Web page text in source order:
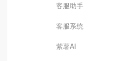
客服助手
客服系统
紫薯AI